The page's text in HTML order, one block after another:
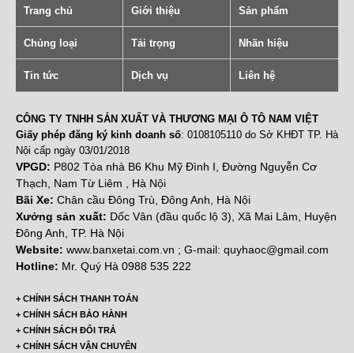
Trang chủ Giới thiệu Sản phẩm
Chủng loại Tải trọng Nhãn hiệu
Tin tức Dịch vụ Liên hệ
CÔNG TY TNHH SẢN XUẤT VÀ THƯƠNG MẠI Ô TÔ NAM VIỆT
Giấy phép đăng ký kinh doanh số: 0108105110 do Sở KHĐT TP. Hà
Nội cấp ngày 03/01/2018
VPGD: P802 Tòa nhà B6 Khu Mỹ Đình I, Đường Nguyễn Cơ
Thạch, Nam Từ Liêm , Hà Nội
Bãi Xe: Chân cầu Đông Trù, Đông Anh, Hà Nội
Xưởng sản xuất: Dốc Vân (đầu quốc lộ 3), Xã Mai Lâm, Huyện
Đông Anh, TP. Hà Nội
Website: www.banxetai.com.vn ; G-mail: quyhaoc@gmail.com
Hotline: Mr. Quý Hà 0988 535 222
+ CHÍNH SÁCH THANH TOÁN
+ CHÍNH SÁCH BẢO HÀNH
+ CHÍNH SÁCH ĐỔI TRẢ
+ CHÍNH SÁCH VẬN CHUYỂN